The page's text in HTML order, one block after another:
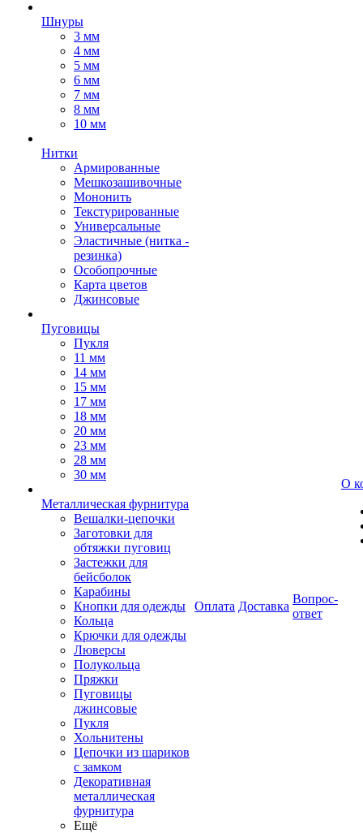
Шнуры
3 мм
4 мм
5 мм
6 мм
7 мм
8 мм
10 мм
Нитки
Армированные
Мешкозашивочные
Мононить
Текстурированные
Универсальные
Эластичные (нитка -
резинка)
Особопрочные
Карта цветов
Джинсовые
Пуговицы
Пукля
11 мм
14 мм
15 мм
17 мм
18 мм
20 мм
23 мм
28 мм
30 мм
Металлическая фурнитура
Вешалки-цепочки
Заготовки для
обтяжки пуговиц
Застежки для
бейсболок
Карабины
Кнопки для одежды
Кольца
Крючки для одежды
Люверсы
Полукольца
Пряжки
Пуговицы
джинсовые
Пукля
Хольнитены
Цепочки из шариков
с замком
Декоративная
металлическая
фурнитура
Ещё
Оплата Доставка
Вопрос-
ответ
О